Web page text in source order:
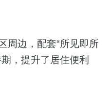
周边，配套“所见即所
，提升了居住便利